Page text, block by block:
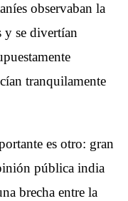
observaban la
y se divertían
tranquilamente
es otro: gran
pública india
brecha entre la